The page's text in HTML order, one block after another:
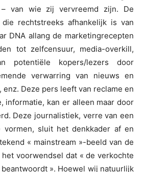
– van wie zij vervreemd zijn. De
die rechtstreeks afhankelijk is van
DNA allang de marketingrecepten
tot zelfcensuur, media-overkill,
potentiële kopers/lezers door
verwarring van nieuws en
Deze pers leeft van reclame en
informatie, kan er alleen maar door
Deze journalistiek, verre van een
sluit het denkkader af en
« mainstream »-beeld van de
voorwendsel dat « de verkochte
». Hoewel wij natuurlijk